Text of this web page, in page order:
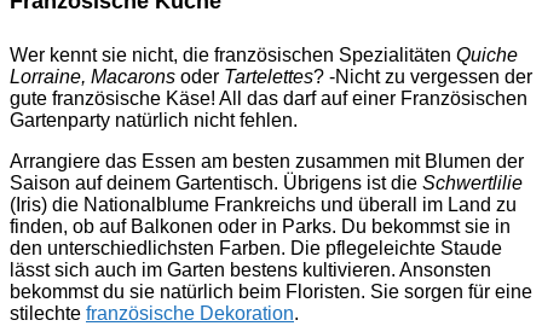
Wer kennt sie nicht, die französischen Spezialitäten Quiche
Lorraine, Macarons oder Tartelettes? -Nicht zu vergessen der
gute französische Käse! All das darf auf einer Französischen
Gartenparty natürlich nicht fehlen.
Arrangiere das Essen am besten zusammen mit Blumen der
Saison auf deinem Gartentisch. Übrigens ist die Schwertlilie
(Iris) die Nationalblume Frankreichs und überall im Land zu
finden, ob auf Balkonen oder in Parks. Du bekommst sie in
den unterschiedlichsten Farben. Die pflegeleichte Staude
lässt sich auch im Garten bestens kultivieren. Ansonsten
bekommst du sie natürlich beim Floristen. Sie sorgen für eine
stilechte französische Dekoration.